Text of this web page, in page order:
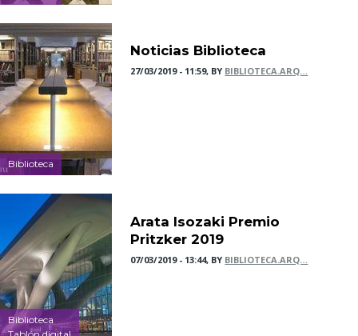
Biblioteca
Noticias Biblioteca
27/03/2019 - 11:59, BY BIBLIOTECA.ARQ…
Biblioteca
Arata Isozaki Premio
Pritzker 2019
07/03/2019 - 13:44, BY BIBLIOTECA.ARQ…